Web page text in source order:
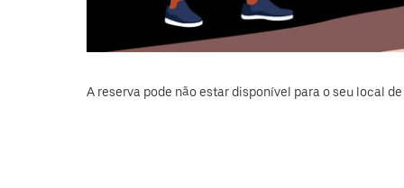
A reserva pode não estar disponível para o seu local